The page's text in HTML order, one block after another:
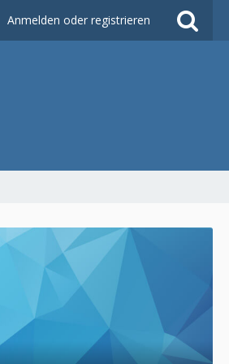
Anmelden oder registrieren